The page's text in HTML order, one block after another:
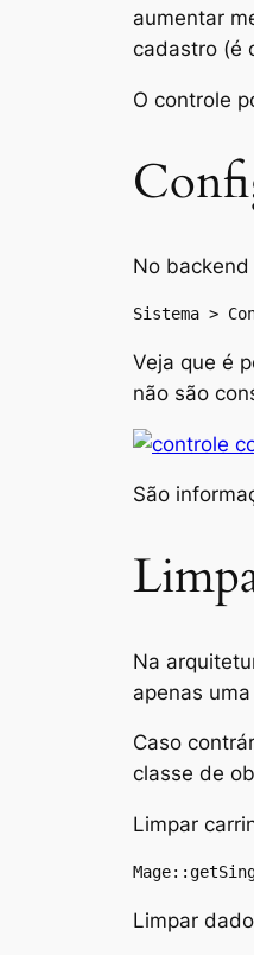
aumentar
cadastro (é
O controle
No
Sistema >
Veja que é
não são
São
Na
apenas
Caso
classe de
Limpar
Limpar